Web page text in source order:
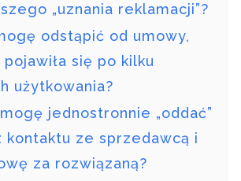
„uznania reklamacji”?
odstąpić od umowy,
się po kilku
użytkowania?
jednostronnie „oddać”
kontaktu ze sprzedawcą i
za rozwiązaną?